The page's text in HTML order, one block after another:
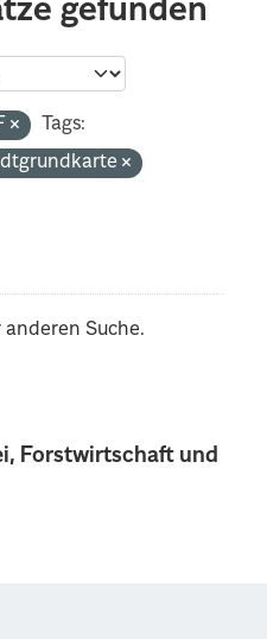
Forstwirtschaft und
gefunden
Tags:
Suche.